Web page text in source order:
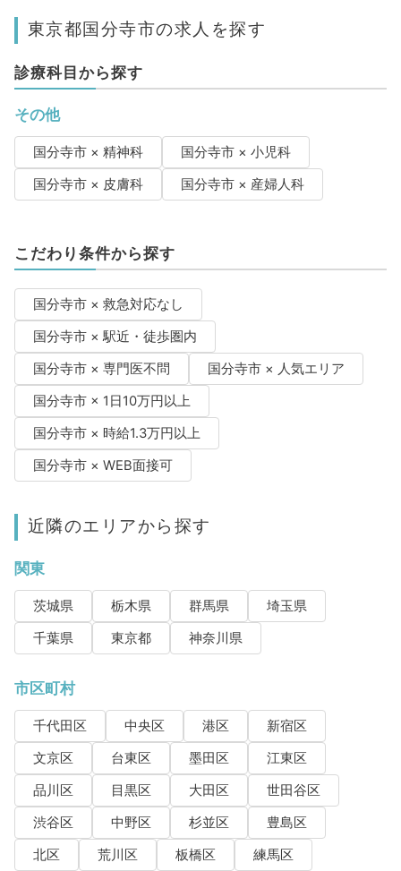
東京都国分寺市の求人を探す
診療科目から探す
その他
国分寺市 × 精神科
国分寺市 × 小児科
国分寺市 × 皮膚科
国分寺市 × 産婦人科
こだわり条件から探す
国分寺市 × 救急対応なし
国分寺市 × 駅近・徒歩圏内
国分寺市 × 専門医不問
国分寺市 × 人気エリア
国分寺市 × 1日10万円以上
国分寺市 × 時給1.3万円以上
国分寺市 × WEB面接可
近隣のエリアから探す
関東
茨城県 栃木県 群馬県
埼玉県
千葉県
東京都 神奈川県
市区町村
千代田区 中央区 港区
新宿区
文京区
台東区 墨田区
江東区
品川区
目黒区 大田区
世田谷区
渋谷区
中野区 杉並区
豊島区
北区
荒川区 板橋区
練馬区